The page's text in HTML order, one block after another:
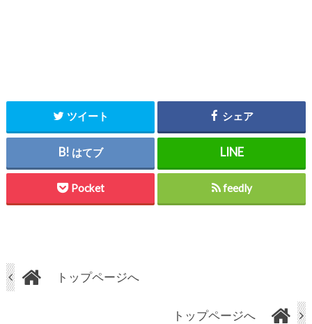
ツイート シェア
はてブ
Pocket feedly
トップページへ
トップページへ